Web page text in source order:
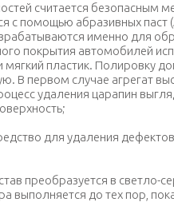
считается безопасным
с помощью абразивных паст (
именно для
покрытия автомобилей
пластик. Полировку
В первом случае агрегат
удаления царапин
для удаления
преобразуется в светло-
выполняется до тех пор,